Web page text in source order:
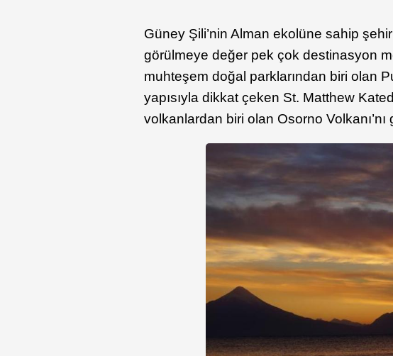
Güney Şili’nin Alman ekolüne sahip
görülmeye değer pek çok destinasyon
muhteşem doğal parklarından biri olan
yapısıyla dikkat çeken St. Matthew
volkanlardan biri olan Osorno Volkanı’nı